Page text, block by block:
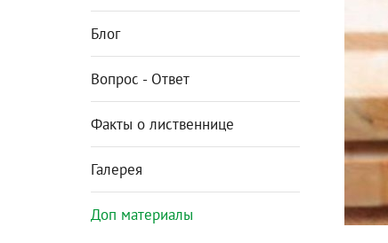
Блог
Вопрос - Ответ
Факты о лиственнице
Галерея
Доп материалы